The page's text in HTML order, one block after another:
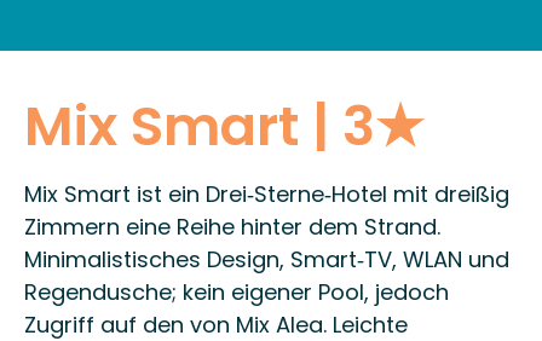
Mix Smart | 3★
Mix Smart ist ein Drei‑Sterne‑Hotel mit dreißig
Zimmern eine Reihe hinter dem Strand.
Minimalistisches Design, Smart‑TV, WLAN und
Regendusche; kein eigener Pool, jedoch
Zugriff auf den von Mix Alea. Leichte